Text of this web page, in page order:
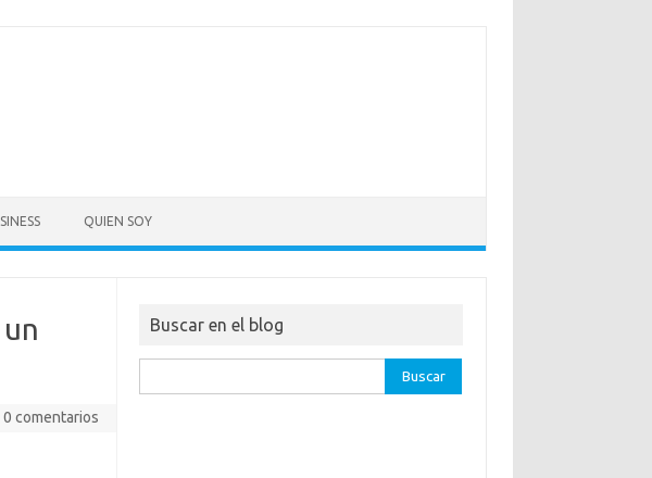
QUIEN SOY
0 comentarios
Buscar en el blog